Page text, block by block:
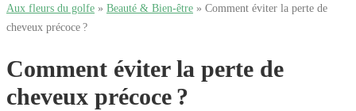
Aux fleurs du golfe » Beauté & Bien-être » Comment éviter la perte de
cheveux précoce ?
Comment éviter la perte de
cheveux précoce ?